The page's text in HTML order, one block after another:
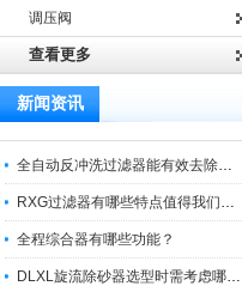
调压阀
查看更多
新闻资讯
全自动反冲洗过滤器能有效去除过滤介质上的杂质
RXG过滤器有哪些特点值得我们选择？
全程综合器有哪些功能？
DLXL旋流除砂器选型时需考虑哪些因素？